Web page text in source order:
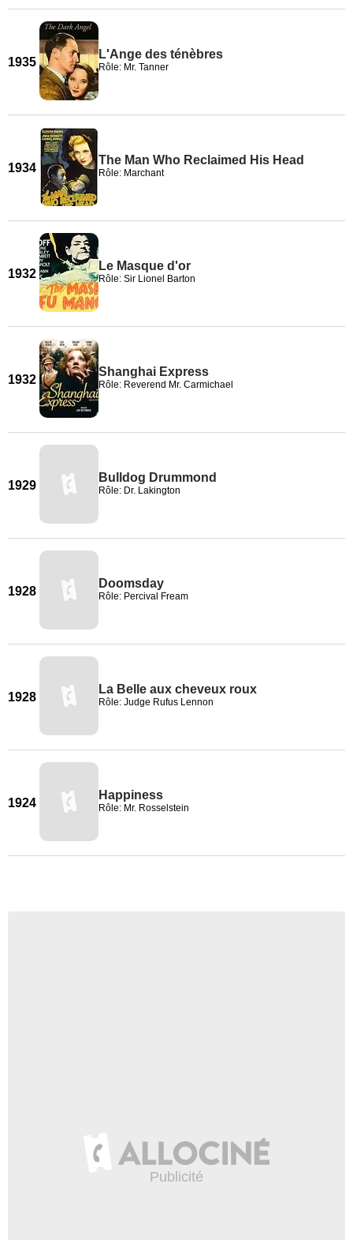
1935
L'Ange des ténèbres
Rôle: Mr. Tanner
1934
The Man Who Reclaimed His Head
Rôle: Marchant
1932
Le Masque d'or
Rôle: Sir Lionel Barton
1932
Shanghai Express
Rôle: Reverend Mr. Carmichael
1929
Bulldog Drummond
Rôle: Dr. Lakington
1928
Doomsday
Rôle: Percival Fream
1928
La Belle aux cheveux roux
Rôle: Judge Rufus Lennon
1924
Happiness
Rôle: Mr. Rosselstein